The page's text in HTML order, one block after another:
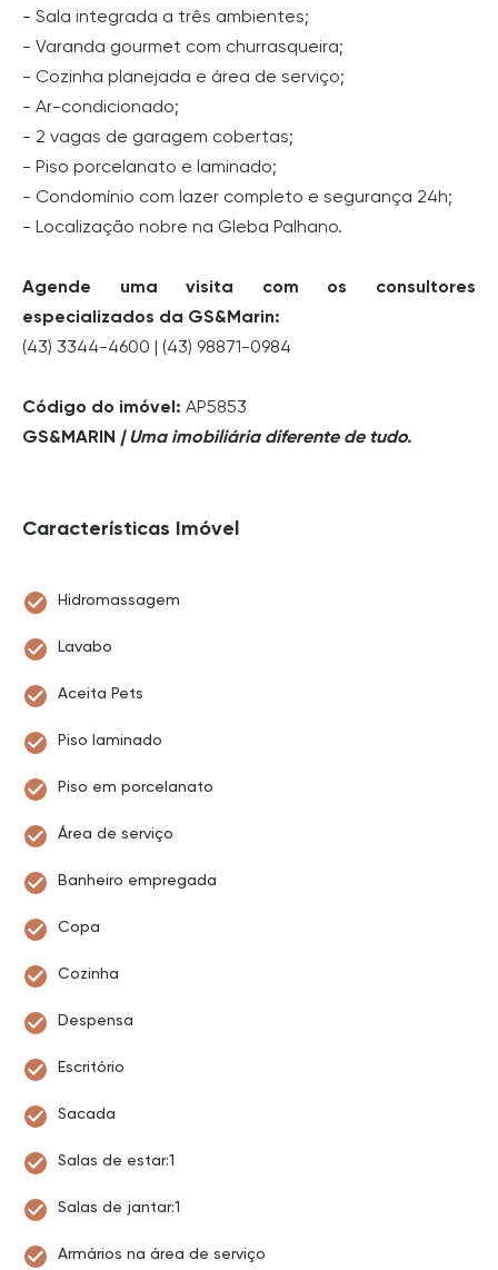
- Sala integrada a três ambientes;
- Varanda gourmet com churrasqueira;
- Cozinha planejada e área de serviço;
- Ar-condicionado;
- 2 vagas de garagem cobertas;
- Piso porcelanato e laminado;
- Condomínio com lazer completo e segurança 24h;
- Localização nobre na Gleba Palhano.
Agende uma visita com os consultores
especializados da GS&Marin:
(43) 3344-4600 | (43) 98871-0984
Código do imóvel: AP5853
GS&MARIN | Uma imobiliária diferente de tudo.
Características Imóvel
Hidromassagem
Lavabo
Aceita Pets
Piso laminado
Piso em porcelanato
Área de serviço
Banheiro empregada
Copa
Cozinha
Despensa
Escritório
Sacada
Salas de estar:1
Salas de jantar:1
Armários na área de serviço